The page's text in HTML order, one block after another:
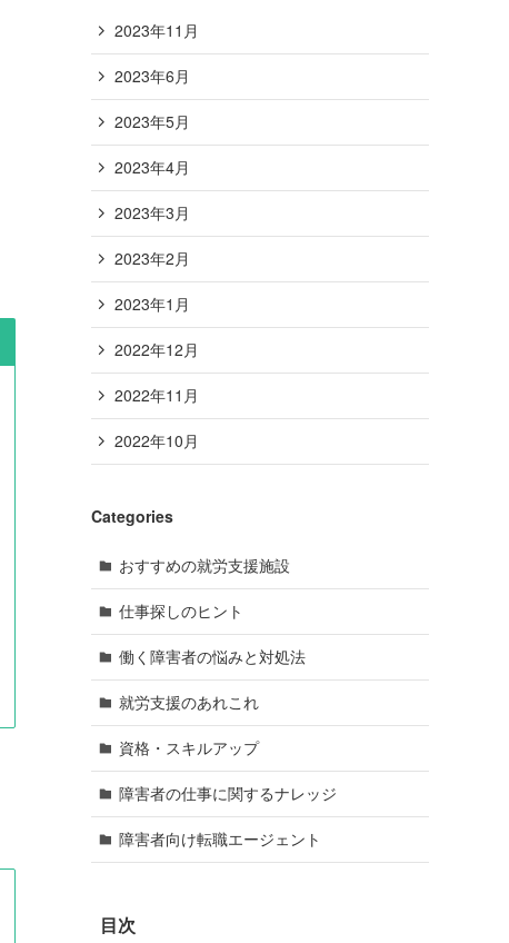
2023年11月
2023年6月
2023年5月
2023年4月
2023年3月
2023年2月
2023年1月
2022年12月
2022年11月
2022年10月
Categories
おすすめの就労支援施設
仕事探しのヒント
働く障害者の悩みと対処法
就労支援のあれこれ
資格・スキルアップ
障害者の仕事に関するナレッジ
障害者向け転職エージェント
目次